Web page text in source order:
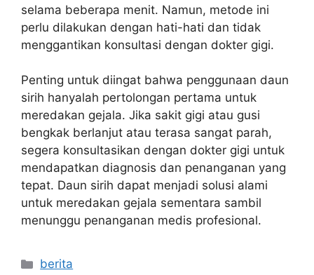
selama beberapa menit. Namun, metode ini
perlu dilakukan dengan hati-hati dan tidak
menggantikan konsultasi dengan dokter gigi.
Penting untuk diingat bahwa penggunaan daun
sirih hanyalah pertolongan pertama untuk
meredakan gejala. Jika sakit gigi atau gusi
bengkak berlanjut atau terasa sangat parah,
segera konsultasikan dengan dokter gigi untuk
mendapatkan diagnosis dan penanganan yang
tepat. Daun sirih dapat menjadi solusi alami
untuk meredakan gejala sementara sambil
menunggu penanganan medis profesional.
Kategori
berita